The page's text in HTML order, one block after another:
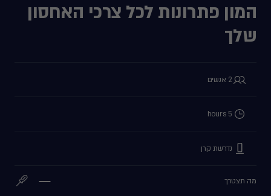
המון פתרונות לכל צרכי האחסון
שלך
2 אנשים
5 hours
נדרשת קרן
מה תצטרך